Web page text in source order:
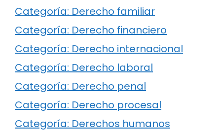
Categoría: Derecho familiar
Categoría: Derecho financiero
Categoría: Derecho internacional
Categoría: Derecho laboral
Categoría: Derecho penal
Categoría: Derecho procesal
Categoría: Derechos humanos